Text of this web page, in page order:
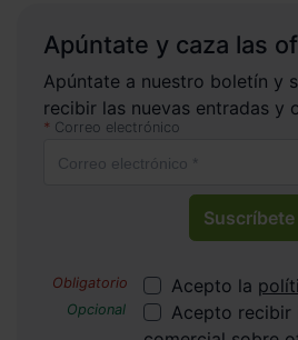
Apúntate y caza las
Apúntate a nuestro boletín y
recibir las nuevas entradas y
Correo electrónico
Suscríbete
Acepto la
Acepto recibir